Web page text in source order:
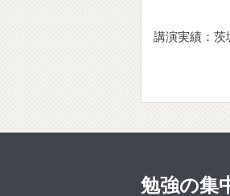
講演実績：茨
勉強の集